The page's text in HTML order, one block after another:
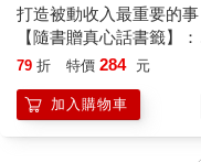
也是個小主管，我跟他
績。
臨走前我跟運將大哥說：
打造被動收入最重要的事
【隨書贈真心話書籤】：
咪帶你用錢賺錢，翻身致
79 折 特價 284 元
加入購物車